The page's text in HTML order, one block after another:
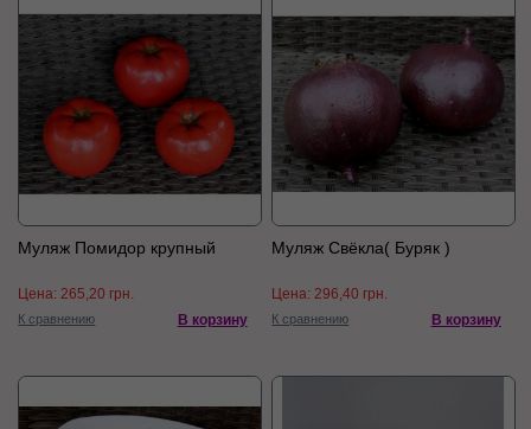
Муляж Помидор крупный
Цена: 265,20 грн.
К сравнению В корзину
Муляж Свёкла( Буряк )
Цена: 296,40 грн.
К сравнению В корзину